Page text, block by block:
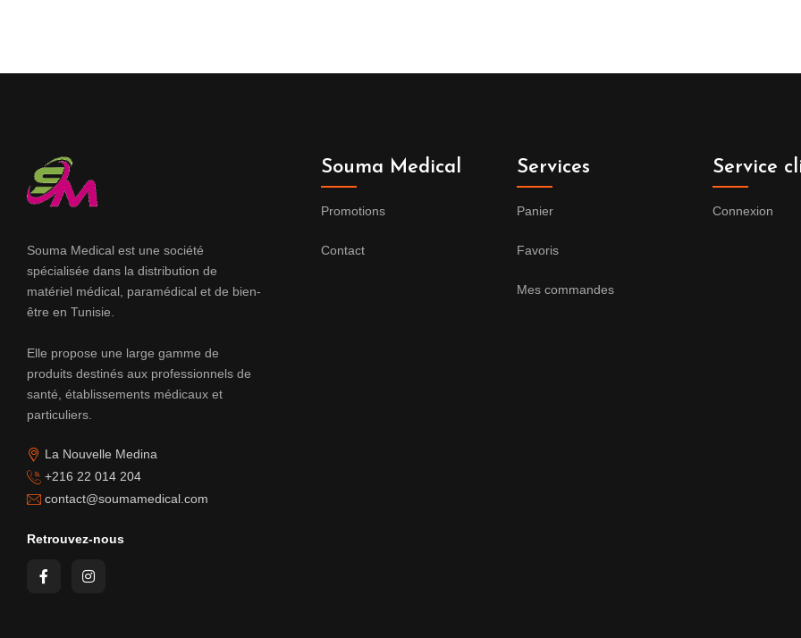
Souma Medical est une société
spécialisée dans la distribution de
matériel médical, paramédical et de bien-
être en Tunisie.
Elle propose une large gamme de
produits destinés aux professionnels de
santé, établissements médicaux et
particuliers.
La Nouvelle Medina
+216 22 014 204
contact@soumamedical.com
Retrouvez-nous
Souma Medical
Promotions
Contact
Services
Panier
Favoris
Mes commandes
Service
Connexion